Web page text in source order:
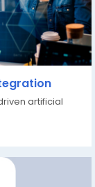
artificial